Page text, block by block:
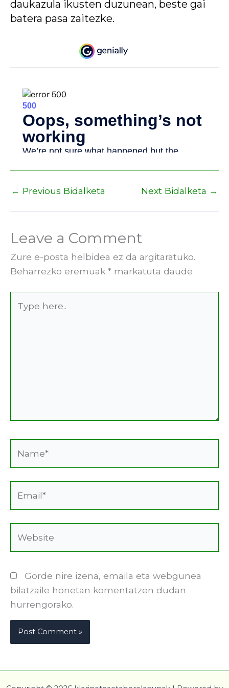
daukazula ikusten duzunean, beste gai
batera pasa zaitezke.
← Previous Bidalketa Next Bidalketa →
Leave a Comment
Zure e-posta helbidea ez da argitaratuko.
Beharrezko eremuak * markatuta daude
here..
Gorde nire izena, emaila eta webgunea
bilatzaile honetan komentatzen dudan
hurrengorako.